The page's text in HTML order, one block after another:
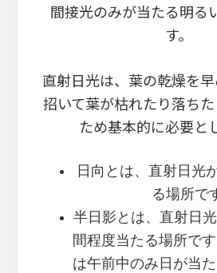
間接光のみが当たる明る
す。
直射日光は、葉の乾燥を
招いて葉が枯れたり落ち
ため基本的に必要と
日向とは、直射日光
る場所で
半日影とは、直射日
間程度当たる場所で
は午前中のみ日が当